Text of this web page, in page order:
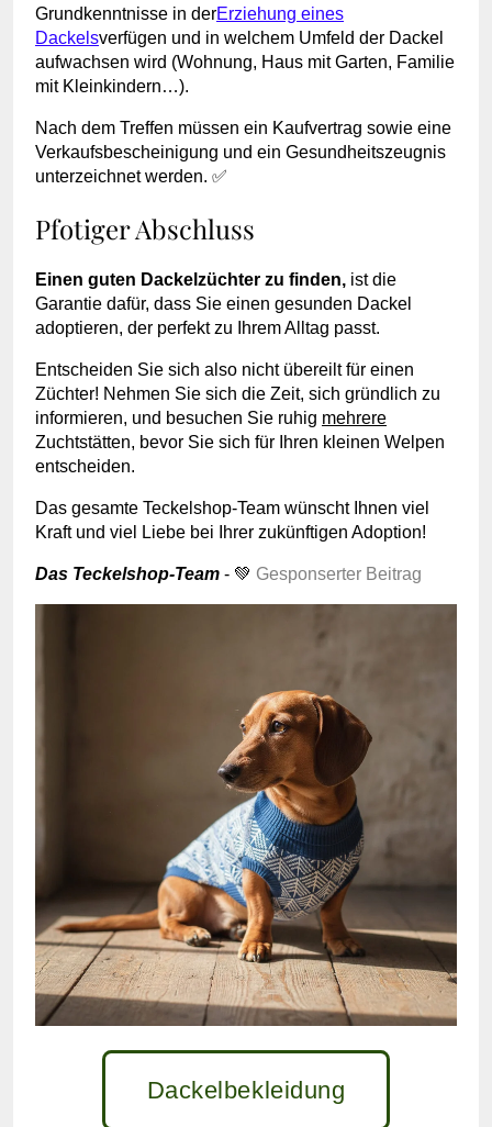
Grundkenntnisse in derErziehung eines
Dackelsverfügen und in welchem Umfeld der Dackel
aufwachsen wird (Wohnung, Haus mit Garten, Familie
mit Kleinkindern…).
Nach dem Treffen müssen ein Kaufvertrag sowie eine
Verkaufsbescheinigung und ein Gesundheitszeugnis
unterzeichnet werden. ✅
Pfotiger Abschluss
Einen guten Dackelzüchter zu finden, ist die
Garantie dafür, dass Sie einen gesunden Dackel
adoptieren, der perfekt zu Ihrem Alltag passt.
Entscheiden Sie sich also nicht übereilt für einen
Züchter! Nehmen Sie sich die Zeit, sich gründlich zu
informieren, und besuchen Sie ruhig mehrere
Zuchtstätten, bevor Sie sich für Ihren kleinen Welpen
entscheiden.
Das gesamte Teckelshop-Team wünscht Ihnen viel
Kraft und viel Liebe bei Ihrer zukünftigen Adoption!
Das Teckelshop-Team - 💚 Gesponserter Beitrag
Dackelbekleidung